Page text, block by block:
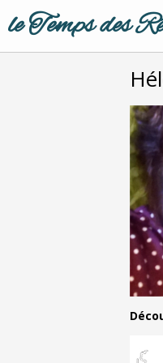
le Temps des